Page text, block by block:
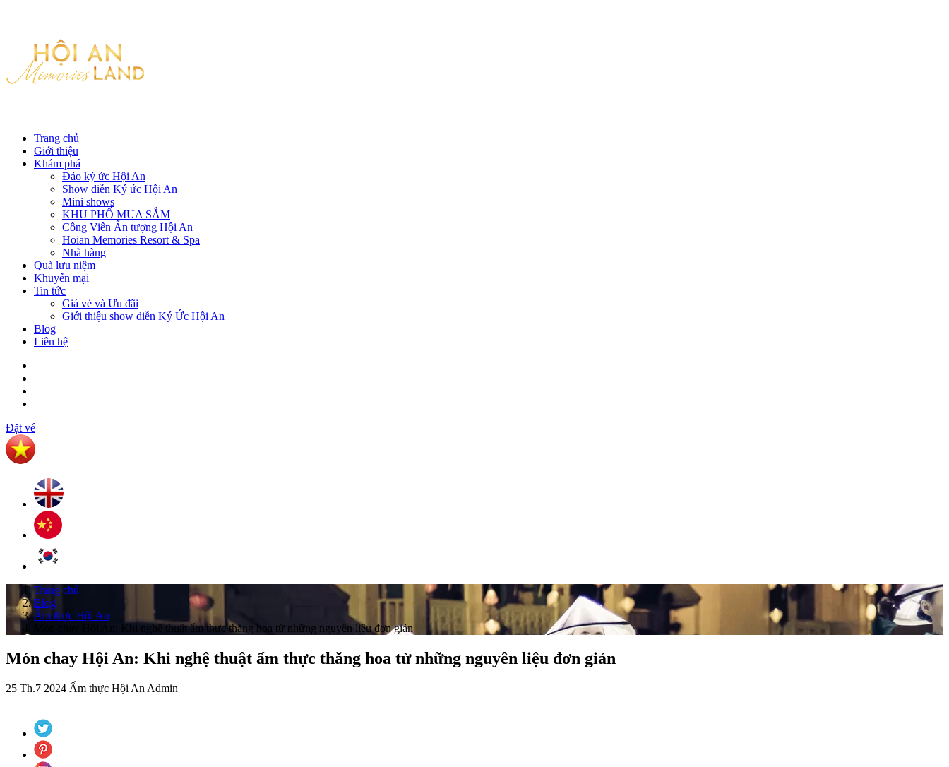
Trang chủ
Giới thiệu
Khám phá
Đảo ký ức Hội An
Show diễn Ký ức Hội An
Mini shows
KHU PHỐ MUA SẮM
Công Viên Ấn tượng Hội An
Hoian Memories Resort & Spa
Nhà hàng
Quà lưu niệm
Khuyến mại
Tin tức
Giá vé và Ưu đãi
Giới thiệu show diễn Ký Ức Hội An
Blog
Liên hệ
Đặt vé
Trang chủ
Blog
Ẩm thực Hội An
Món chay Hội An: Khi nghệ thuật ẩm thực thăng hoa từ những nguyên liệu đơn giản
Món chay Hội An: Khi nghệ thuật ẩm thực thăng hoa từ những nguyên liệu đơn giản
25 Th.7 2024 Ẩm thực Hội An Admin